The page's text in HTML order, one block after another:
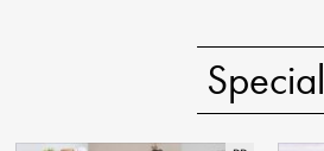
Special